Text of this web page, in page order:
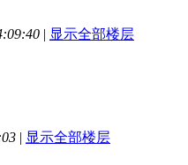
| 显示全部楼层
| 显示全部楼层